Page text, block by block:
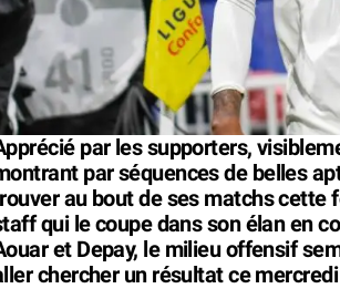
par les supporters,
par séquences de belles
au bout de ses matchs cette
qui le coupe dans son élan en
et Depay, le milieu offensif
chercher un résultat ce